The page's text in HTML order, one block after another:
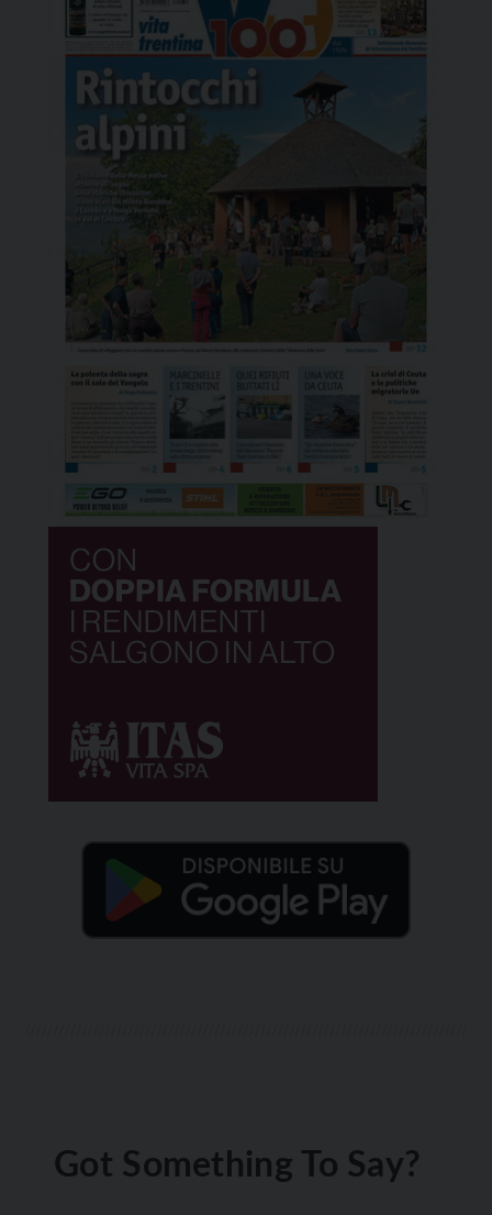
Got Something To Say?